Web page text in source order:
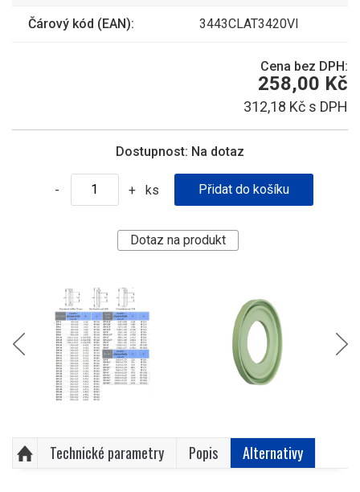
Čárový kód (EAN): 3443CLAT3420VI
Cena bez DPH:
258,00 Kč
312,18 Kč s DPH
Dostupnost: Na dotaz
- + ks
Dotaz na produkt
Technické parametry Popis Alternativy